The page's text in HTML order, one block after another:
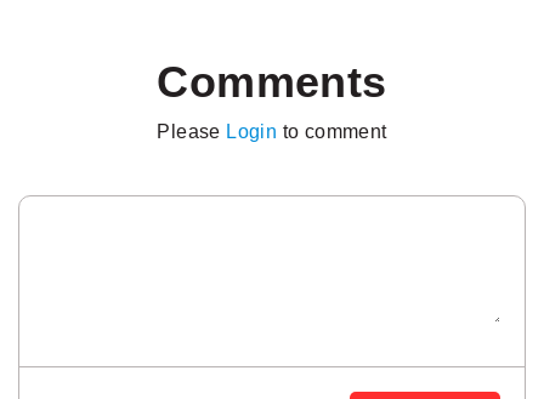
Comments
Please Login to comment